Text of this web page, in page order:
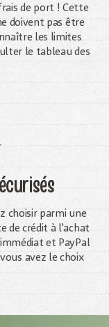
de port ! Cette
doivent pas être
les limites
le tableau des
choisir parmi une
de crédit à l'achat
et PayPal
avez le choix